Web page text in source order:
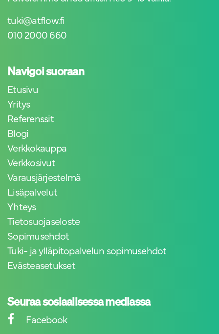
tuki@atflow.fi
010 2000 660
Navigoi suoraan
Etusivu
Yritys
Referenssit
Blogi
Verkkokauppa
Verkkosivut
Varausjärjestelmä
Lisäpalvelut
Yhteys
Tietosuojaseloste
Sopimusehdot
Tuki- ja ylläpitopalvelun sopimusehdot
Evästeasetukset
Seuraa sosiaalisessa mediassa
Facebook